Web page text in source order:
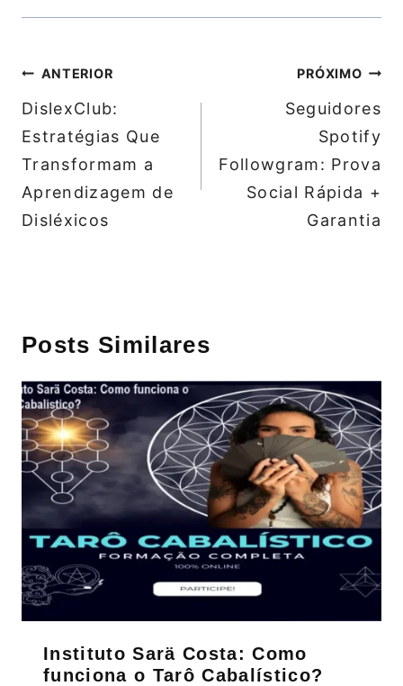
Navegação
de
Post
ANTERIOR
DislexClub:
Estratégias Que
Transformam a
Aprendizagem de
Disléxicos
PRÓXIMO
Seguidores
Spotify
Followgram: Prova
Social Rápida +
Garantia
Posts Similares
Instituto Sarä Costa: Como
funciona o Tarô Cabalístico?